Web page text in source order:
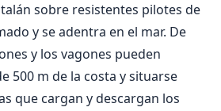
sobre resistentes pilotes de
y se adentra en el mar. De
y los vagones pueden
500 m de la costa y situarse
que cargan y descargan los